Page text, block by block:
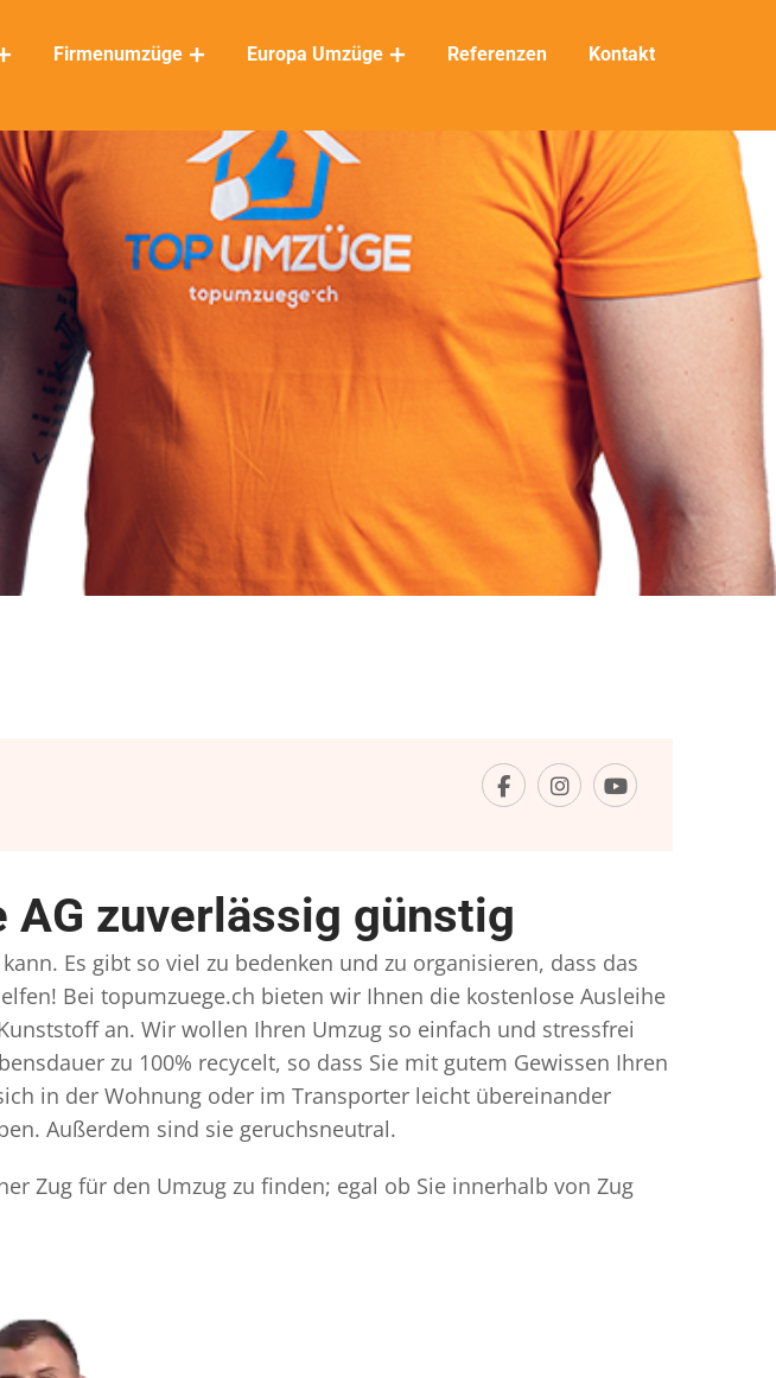
Firmenumzüge Europa Umzüge Referenzen Kontakt
AG zuverlässig günstig
Es gibt so viel zu bedenken und zu organisieren, dass das
Bei topumzuege.ch bieten wir Ihnen die kostenlose Ausleihe
an. Wir wollen Ihren Umzug so einfach und stressfrei
zu 100% recycelt, so dass Sie mit gutem Gewissen Ihren
in der Wohnung oder im Transporter leicht übereinander
Außerdem sind sie geruchsneutral.
Zug für den Umzug zu finden; egal ob Sie innerhalb von Zug